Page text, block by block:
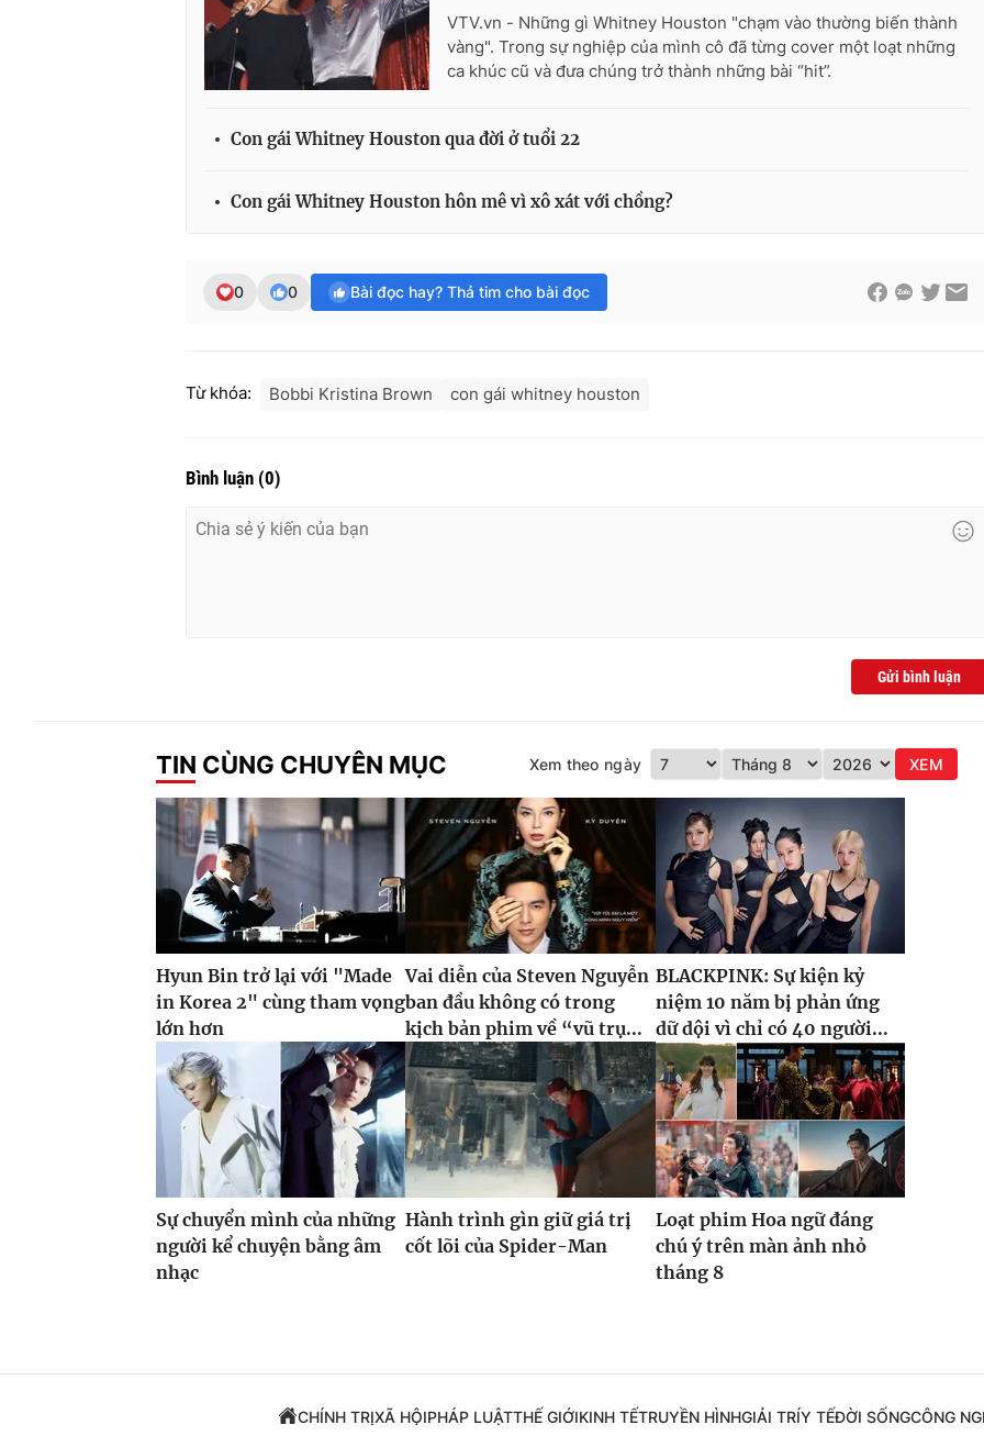
VTV.vn - Những gì Whitney Houston "chạm vào thường biến thành
vàng". Trong sự nghiệp của mình cô đã từng cover một loạt những
ca khúc cũ và đưa chúng trở thành những bài “hit”.
Con gái Whitney Houston qua đời ở tuổi 22
Con gái Whitney Houston hôn mê vì xô xát với chồng?
0 0 Bài đọc hay? Thả tim cho bài đọc
Từ khóa: Bobbi Kristina Brown con gái whitney houston
Bình luận (0)
Gửi bình luận
TIN CÙNG CHUYÊN MỤC Xem theo ngày XEM
Hyun Bin trở lại với "Made
in Korea 2" cùng tham vọng
lớn hơn
Vai diễn của Steven Nguyễn
ban đầu không có trong
kịch bản phim về “vũ trụ...
BLACKPINK: Sự kiện kỷ
niệm 10 năm bị phản ứng
dữ dội vì chỉ có 40 người...
Sự chuyển mình của những
người kể chuyện bằng âm
nhạc
Hành trình gìn giữ giá trị
cốt lõi của Spider-Man
Loạt phim Hoa ngữ đáng
chú ý trên màn ảnh nhỏ
tháng 8
CHÍNH TRỊXÃ HỘIPHÁP LUẬTTHẾ GIỚIKINH TẾTRUYỀN HÌNHGIẢI TRÍY TẾĐỜI SỐNGCÔNG